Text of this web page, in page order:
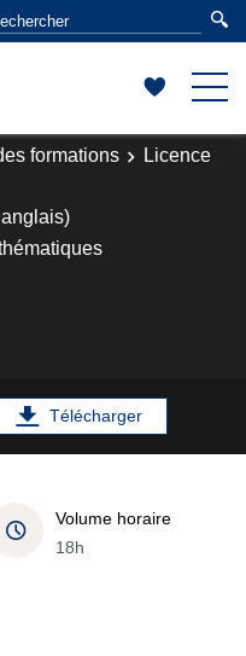
formations
Licence
Télécharger
Volume horaire
18h